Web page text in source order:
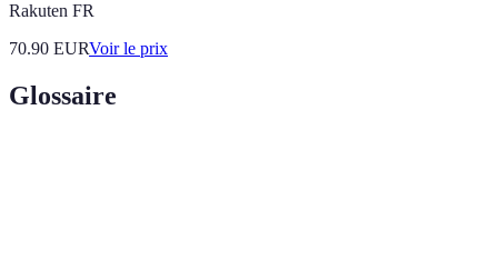
Rakuten FR
70.90 EURVoir le prix
Glossaire